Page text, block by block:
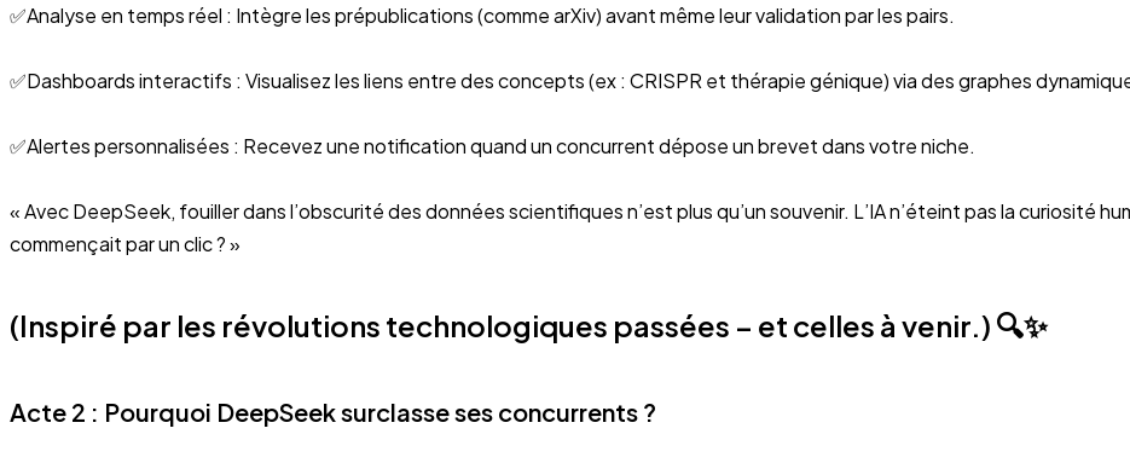
✅Analyse en temps réel : Intègre les prépublications (comme arXiv) avant même leur validation par les pairs.
✅Dashboards interactifs : Visualisez les liens entre des concepts (ex : CRISPR et thérapie génique) via des graphes
✅Alertes personnalisées : Recevez une notification quand un concurrent dépose un brevet dans votre niche.
« Avec DeepSeek, fouiller dans l’obscurité des données scientifiques n’est plus qu’un souvenir. L’IA n’éteint pas la curiosité
commençait par un clic ? »
(Inspiré par les révolutions technologiques passées – et celles à venir.) 🔍✨
Acte 2 : Pourquoi DeepSeek surclasse ses concurrents ?